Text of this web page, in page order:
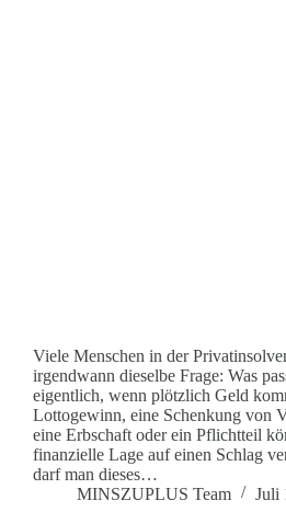
Viele Menschen in der
irgendwann dieselbe Frage: Was
eigentlich, wenn plötzlich Geld
Lottogewinn, eine Schenkung von
eine Erbschaft oder ein Pflichtteil
finanzielle Lage auf einen Schlag
darf man dieses…
MINSZUPLUS Team
Juli